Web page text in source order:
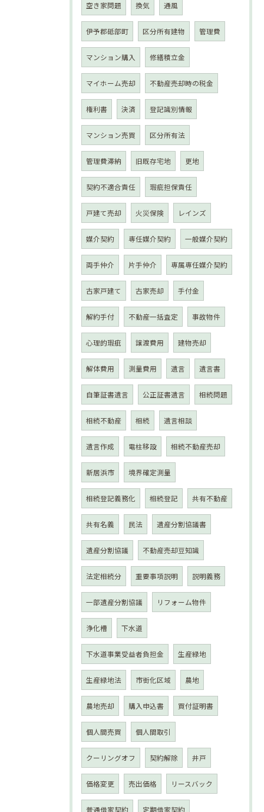
空き家問題 換気 通風
伊予郡砥部町 区分所有建物 管理費
マンション購入 修繕積立金
マイホーム売却 不動産売却時の税金
権利書 決済 登記識別情報
マンション売買 区分所有法
管理費滞納 旧既存宅地 更地
契約不適合責任 瑕疵担保責任
戸建て売却 火災保険 レインズ
媒介契約 専任媒介契約 一般媒介契約
両手仲介 片手仲介 専属専任媒介契約
古家戸建て 古家売却 手付金
解約手付 不動産一括査定 事故物件
心理的瑕疵 譲渡費用 建物売却
解体費用 測量費用 遺言 遺言書
自筆証書遺言 公正証書遺言 相続問題
相続不動産 相続 遺言相談
遺言作成 電柱移設 相続不動産売却
新居浜市 境界確定測量
相続登記義務化 相続登記 共有不動産
共有名義 民法 遺産分割協議書
遺産分割協議 不動産売却豆知識
法定相続分 重要事項説明 説明義務
一部遺産分割協議 リフォーム物件
浄化槽 下水道
下水道事業受益者負担金 生産緑地
生産緑地法 市街化区域 農地
農地売却 購入申込書 買付証明書
個人間売買 個人間取引
クーリングオフ 契約解除 井戸
価格変更 売出価格 リースバック
普通借家契約 定期借家契約